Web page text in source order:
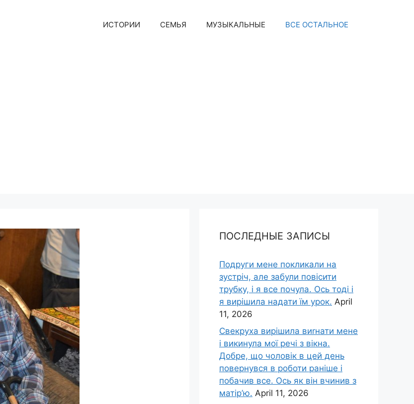
ИСТОРИИ СЕМЬЯ МУЗЫКАЛЬНЫЕ ВСЕ ОСТАЛЬНОЕ
ПОСЛЕДНЫЕ ЗАПИСЫ
Подруги мене покликали на
зустріч, але забули повісити
трубку, і я все почула. Ось тоді і
я вирішила надати їм урок. April
11, 2026
Свекруха вирішила виrнати мене
і викинула мої речі з вікна.
Добре, що чоловік в цей день
повернувся в роботи раніше і
побачив все. Ось як він вчинив з
матір’ю. April 11, 2026